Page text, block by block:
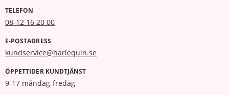
TELEFON
08-12 16 20 00
E-POSTADRESS
kundservice@harlequin.se
ÖPPETTIDER KUNDTJÄNST
9-17 måndag-fredag